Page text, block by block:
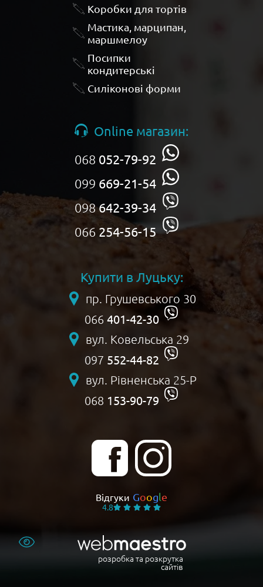
Відгуки Google
4.8
Коробки для тортів
Мастика, марципан,
маршмелоу
Посипки
кондитерські
Силіконові форми
Online магазин:
068 052-79-92
099 669-21-54
098642-39-34
066 254-56-15
Купити в Луцьку:
пр. Грушевського 30
066 401-42-30
вул. Ковельська 29
097 552-44-82
вул. Рівненська 25-Р
068 153-90-79
розробка та розкрутка
сайтів